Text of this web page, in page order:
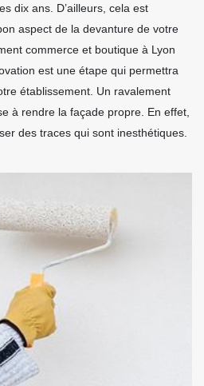
dix ans. D’ailleurs, cela est
aspect de la devanture de votre
commerce et boutique à Lyon
est une étape qui permettra
établissement. Un ravalement
à rendre la façade propre. En effet,
des traces qui sont inesthétiques.